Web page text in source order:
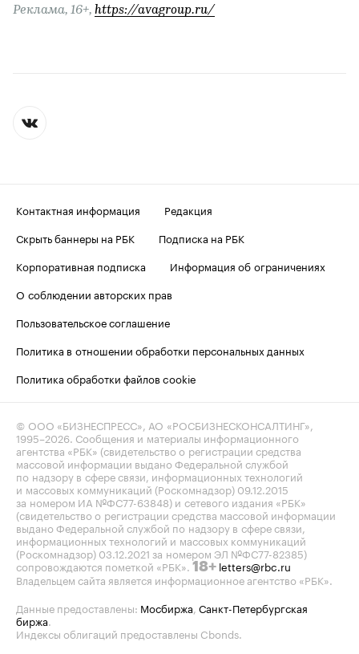
Реклама, 16+, https://avagroup.ru/
Контактная информация
Редакция
Скрыть баннеры на РБК
Подписка на РБК
Корпоративная подписка
Информация об ограничениях
О соблюдении авторских прав
Пользовательское соглашение
Политика в отношении обработки персональных данных
Политика обработки файлов cookie
© ООО «БИЗНЕСПРЕСС», АО «РОСБИЗНЕСКОНСАЛТИНГ»,
1995–2026. Сообщения и материалы информационного
агентства «РБК» (свидетельство о регистрации средства
массовой информации выдано Федеральной службой
по надзору в сфере связи, информационных технологий
и массовых коммуникаций (Роскомнадзор) 09.12.2015
за номером ИА №ФС77-63848) и сетевого издания «РБК»
(свидетельство о регистрации средства массовой информации
выдано Федеральной службой по надзору в сфере связи,
информационных технологий и массовых коммуникаций
(Роскомнадзор) 03.12.2021 за номером ЭЛ №ФС77-82385)
сопровождаются пометкой «РБК». 18+ letters@rbc.ru
Владельцем сайта является информационное агентство «РБК».
Данные предоставлены: Мосбиржа, Санкт-Петербургская
биржа.
Индексы облигаций предоставлены Cbonds.